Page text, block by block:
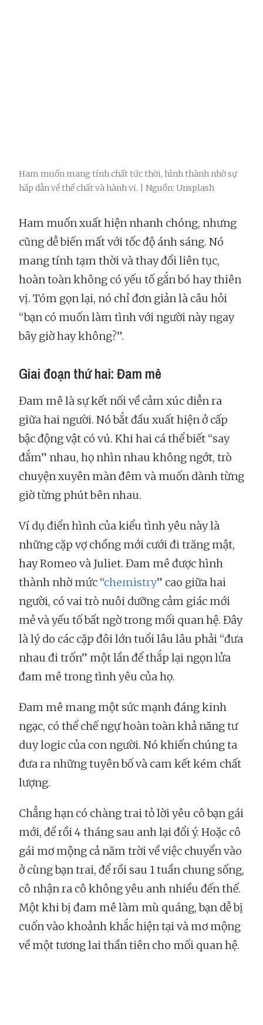
Ham muốn mang tính chất tức thời, hình thành nhờ sự
hấp dẫn về thể chất và hành vi. | Nguồn: Unsplash
Ham muốn xuất hiện nhanh chóng, nhưng
cũng dễ biến mất với tốc độ ánh sáng. Nó
mang tính tạm thời và thay đổi liên tục,
hoàn toàn không có yếu tố gắn bó hay thiên
vị. Tóm gọn lại, nó chỉ đơn giản là câu hỏi
“bạn có muốn làm tình với người này ngay
bây giờ hay không?”.
Giai đoạn thứ hai: Đam mê
Đam mê là sự kết nối về cảm xúc diễn ra
giữa hai người. Nó bắt đầu xuất hiện ở cấp
bậc động vật có vú. Khi hai cá thể biết “say
đắm” nhau, họ nhìn nhau không ngớt, trò
chuyện xuyên màn đêm và muốn dành từng
giờ từng phút bên nhau.
Ví dụ điển hình của kiểu tình yêu này là
những cặp vợ chồng mới cưới đi trăng mật,
hay Romeo và Juliet. Đam mê được hình
thành nhờ mức “chemistry” cao giữa hai
người, có vai trò nuôi dưỡng cảm giác mới
mẻ và yếu tố bất ngờ trong mối quan hệ. Đây
là lý do các cặp đôi lớn tuổi lâu lâu phải “đưa
nhau đi trốn” một lần để thắp lại ngọn lửa
đam mê trong tình yêu của họ.
Đam mê mang một sức mạnh đáng kinh
ngạc, có thể chế ngự hoàn toàn khả năng tư
duy logic của con người. Nó khiến chúng ta
đưa ra những tuyên bố và cam kết kém chất
lượng.
Chẳng hạn có chàng trai tỏ lời yêu cô bạn gái
mới, để rồi 4 tháng sau anh lại đổi ý. Hoặc cô
gái mơ mộng cả năm trời về việc chuyển vào
ở cùng bạn trai, để rồi sau 1 tuần chung sống,
cô nhận ra cô không yêu anh nhiều đến thế.
Một khi bị đam mê làm mù quáng, bạn dễ bị
cuốn vào khoảnh khắc hiện tại và mơ mộng
về một tương lai thần tiên cho mối quan hệ.